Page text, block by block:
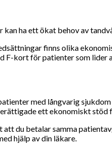
ha ett ökat behov av
finns olika
F-kort för patienter som lider
med långvarig
ett ekonomiskt stöd
du betalar samma
hjälp av din läkare.